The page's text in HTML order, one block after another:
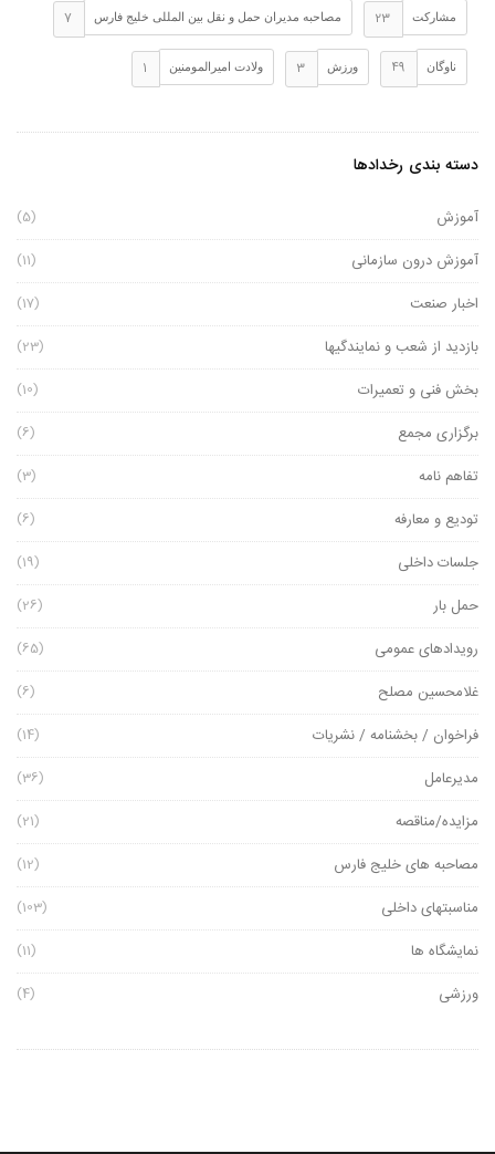
مشارکت 23 مصاحبه مدیران حمل و نقل بین المللی خلیج فارس 7
ناوگان 49 ورزش 3 ولادت امیرالمومنین 1
دسته بندی رخدادها
آموزش (5)
آموزش درون سازمانی (11)
اخبار صنعت (17)
بازدید از شعب و نمایندگیها (23)
بخش فنی و تعمیرات (10)
برگزاری مجمع (6)
تفاهم نامه (3)
تودیع و معارفه (6)
جلسات داخلی (19)
حمل بار (26)
رویدادهای عمومی (65)
غلامحسین مصلح (6)
فراخوان / بخشنامه / نشریات (14)
مدیرعامل (36)
مزایده/مناقصه (21)
مصاحبه های خلیج فارس (12)
مناسبتهای داخلی (103)
نمایشگاه ها (11)
ورزشی (4)